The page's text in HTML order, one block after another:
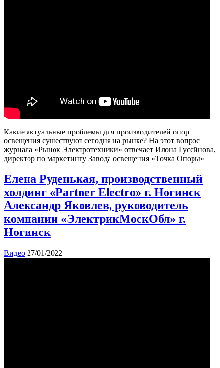
Какие актуальные проблемы для производителей опор
освещения существуют сегодня на рынке? На этот вопрос
журнала «Рынок Электротехники» отвечает Илона Гусейнова,
директор по маркетингу Завода освещения «Точка Опоры»
Елена Руденькая, производственный
холдинг «Partner Electro» г. Ногинск
Александр Яковлев, руководитель
компании «ЭлектрикМоскОбл» г.
Ногинск
Видео 27/01/2022